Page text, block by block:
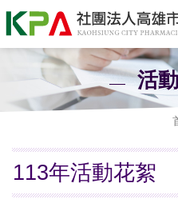
活
113年活動花絮